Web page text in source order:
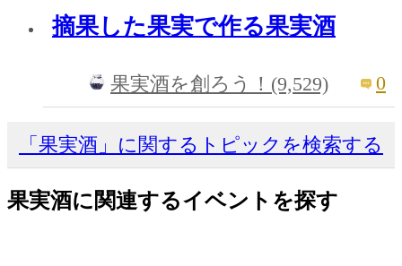
摘果した果実で作る果実酒
果実酒を創ろう！(9,529) 0
「果実酒」に関するトピックを検索する
果実酒に関連するイベントを探す